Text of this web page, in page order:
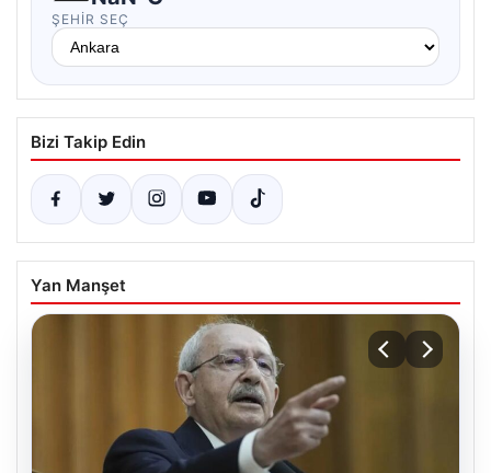
ŞEHIR SEÇ
Bizi Takip Edin
Yan Manşet